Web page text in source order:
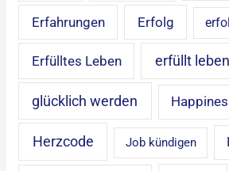
Erfahrungen Erfolg
Erfülltes Leben erfüllt leben
glücklich werden
Herzcode Job kündigen